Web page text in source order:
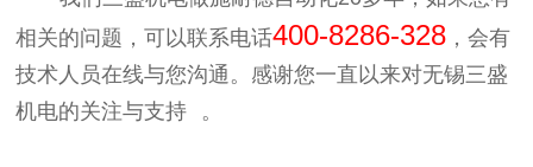
相关的问题， 可以联系电话400-8286-328 ，会有
技术人员在线与您沟通。感谢您一直以来对无锡三盛
机电的关注与支持
。